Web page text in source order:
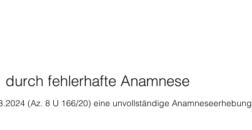
fehlerhafte Anamnese
(Az. 8 U 166/20) eine unvollständige Anamneseerhebung